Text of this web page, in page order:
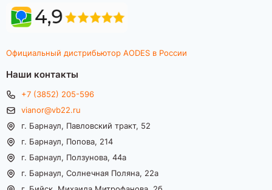
Официальный дистрибьютор AODES в России
Наши контакты
+7 (3852) 205-596
vianor@vb22.ru
г. Барнаул, Павловский тракт, 52
г. Барнаул, Попова, 214
г. Барнаул, Ползунова, 44а
г. Барнаул, Солнечная Поляна, 22а